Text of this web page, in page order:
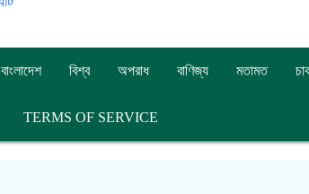
বাংলাদেশ বিশ্ব অপরাধ বাণিজ্য মতামত
TERMS OF SERVICE